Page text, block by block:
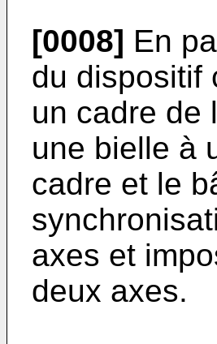
[0008] En
du dispositif
un cadre de
une bielle à
cadre et le
axes et
deux axes.